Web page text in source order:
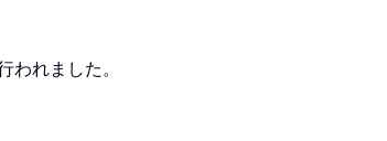
れました。